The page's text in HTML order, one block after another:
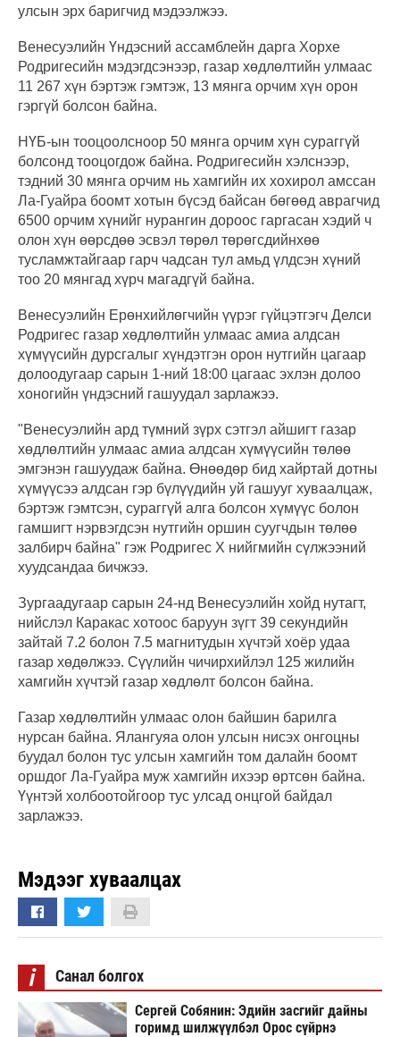
улсын эрх баригчид мэдээлжээ.
Венесуэлийн Үндэсний ассамблейн дарга Хорхе
Родригесийн мэдэгдсэнээр, газар хөдлөлтийн улмаас
11 267 хүн бэртэж гэмтэж, 13 мянга орчим хүн орон
гэргүй болсон байна.
НҮБ-ын тооцоолсноор 50 мянга орчим хүн сураггүй
болсонд тооцогдож байна. Родригесийн хэлснээр,
тэдний 30 мянга орчим нь хамгийн их хохирол амссан
Ла-Гуайра боомт хотын бүсэд байсан бөгөөд аврагчид
6500 орчим хүнийг нурангин дороос гаргасан хэдий ч
олон хүн өөрсдөө эсвэл төрөл төрөгсдийнхөө
тусламжтайгаар гарч чадсан тул амьд үлдсэн хүний
тоо 20 мянгад хүрч магадгүй байна.
Венесуэлийн Ерөнхийлөгчийн үүрэг гүйцэтгэгч Делси
Родригес газар хөдлөлтийн улмаас амиа алдсан
хүмүүсийн дурсгалыг хүндэтгэн орон нутгийн цагаар
долоодугаар сарын 1-ний 18:00 цагаас эхлэн долоо
хоногийн үндэсний гашуудал зарлажээ.
"Венесуэлийн ард түмний зүрх сэтгэл айшигт газар
хөдлөлтийн улмаас амиа алдсан хүмүүсийн төлөө
эмгэнэн гашуудаж байна. Өнөөдөр бид хайртай дотны
хүмүүсээ алдсан гэр бүлүүдийн уй гашууг хуваалцаж,
бэртэж гэмтсэн, сураггүй алга болсон хүмүүс болон
гамшигт нэрвэгдсэн нутгийн оршин суугчдын төлөө
залбирч байна" гэж Родригес X нийгмийн сүлжээний
хуудсандаа бичжээ.
Зургаадугаар сарын 24-нд Венесуэлийн хойд нутагт,
нийслэл Каракас хотоос баруун зүгт 39 секундийн
зайтай 7.2 болон 7.5 магнитудын хүчтэй хоёр удаа
газар хөдөлжээ. Сүүлийн чичирхийлэл 125 жилийн
хамгийн хүчтэй газар хөдлөлт болсон байна.
Газар хөдлөлтийн улмаас олон байшин барилга
нурсан байна. Ялангуяа олон улсын нисэх онгоцны
буудал болон тус улсын хамгийн том далайн боомт
оршдог Ла-Гуайра муж хамгийн ихээр өртсөн байна.
Үүнтэй холбоотойгоор тус улсад онцгой байдал
зарлажээ.
Мэдээг хуваалцах
i Санал болгох
Сергей Собянин: Эдийн засгийг дайны
горимд шилжүүлбэл Орос сүйрнэ